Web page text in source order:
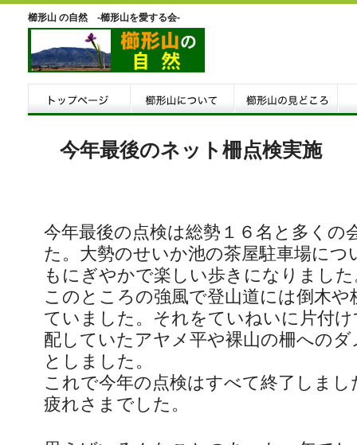
櫛形山 の自然 -櫛形山を愛する会-
今年最後のネット柵点検実施
今年最後の点検は総勢１６名と多くの
た。大勢のせいか池の茶屋駐車場に
もにぎやかで楽しい歩きになりました
このところの強風で登山道には倒木
ていました。それをていねいに片付
配していたアヤメ平や裸山の柵への
としました。
これで今年の点検はすべて終了しま
疲れさまでした。